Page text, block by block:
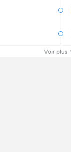
Voir plus